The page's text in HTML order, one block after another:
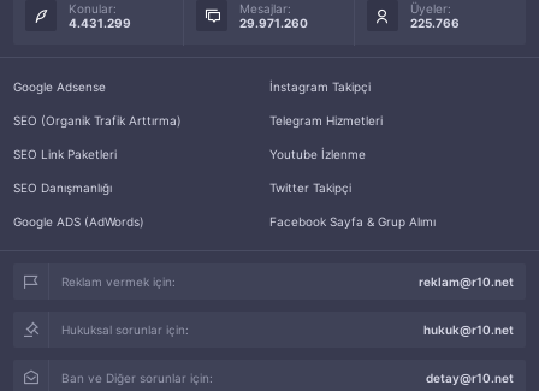
Konular:
4.431.299
Mesajlar:
29.971.260
Üyeler:
225.766
Google Adsense
SEO (Organik Trafik Arttırma)
SEO Link Paketleri
SEO Danışmanlığı
Google ADS (AdWords)
İnstagram Takipçi
Telegram Hizmetleri
Youtube İzlenme
Twitter Takipçi
Facebook Sayfa & Grup Alımı
Reklam vermek için: reklam@r10.net
Hukuksal sorunlar için: hukuk@r10.net
Ban ve Diğer sorunlar için: detay@r10.net